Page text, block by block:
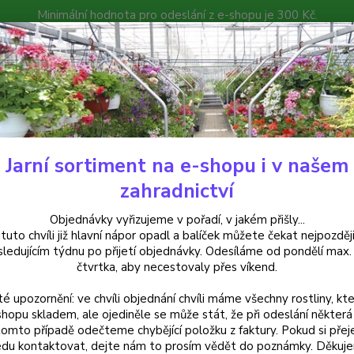
Minimální hodnota pro odeslání z e-shopu je 300 Kč.
můžete čekat nejpozději v následujícím týdnu po přijetí
Poradna Kontakty
Hledat
Fuchsie Oscar Lehmeier Fuchsie-mrazuvzdorná - cena na prodejně
Lehmeier Fuchsie-
Jarní sortiment na e-shopu i v našem
zahradnictví
Objednávky vyřizujeme v pořadí, v jakém přišly...
chvíli již hlavní nápor opadl a balíček můžete čekat
týdnu po přijetí objednávky. Odesíláme od pondělí
čtvrtka, aby necestovaly přes víkend.
upozornění: ve chvíli objednání chvíli máme všechny rostliny,
skladem, ale ojediněle se může stát, že při odeslání některá
případě odečteme chybějící položku z faktury. Pokud si
kontaktovat, dejte nám to prosím vědět do poznámky.